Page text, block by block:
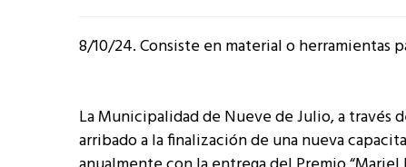
8/10/24. Consiste en material o herramientas
La Municipalidad de Nueve de Julio, a través
arribado a la finalización de una nueva